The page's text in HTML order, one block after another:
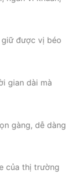
giữ được vị béo
gian dài mà
gàng, dễ dàng
của thị trường